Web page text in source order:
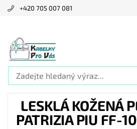
+420 705 007 081
LESKLÁ KOŽENÁ
PATRIZIA PIU FF-